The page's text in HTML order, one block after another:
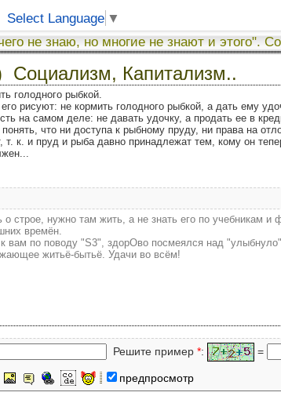
Select Language ▼
не знаю, но многие не знают и этого".
Социализм, Капитализм..
голодного рыбкой.
рисуют: не кормить голодного рыбкой, а дать ему
на самом деле: не давать удочку, а продать ее в
что ни доступа к рыбному пруду, ни права на
т. к. и пруд и рыба давно принадлежат тем, кому он
о строе, нужно там жить, а не знать его по учебникам
времён.
вам по поводу "S3", здорОво посмеялся над
житьё-бытьё. Удачи во всём!
Решите пример *: =
предпросмотр